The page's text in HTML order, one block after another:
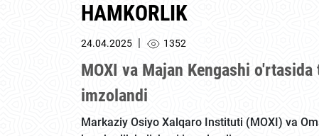
HAMKORLIK
24.04.2025 | 1352
MOXI va Majan Kengashi
imzolandi
Markaziy Osiyo Xalqaro Instituti (MOXI) va